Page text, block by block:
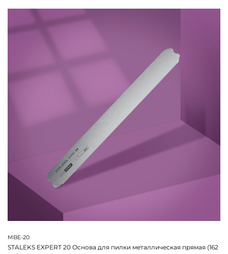
MBE-20
STALEKS EXPERT 20 Основа для пилки металлическая прямая (162